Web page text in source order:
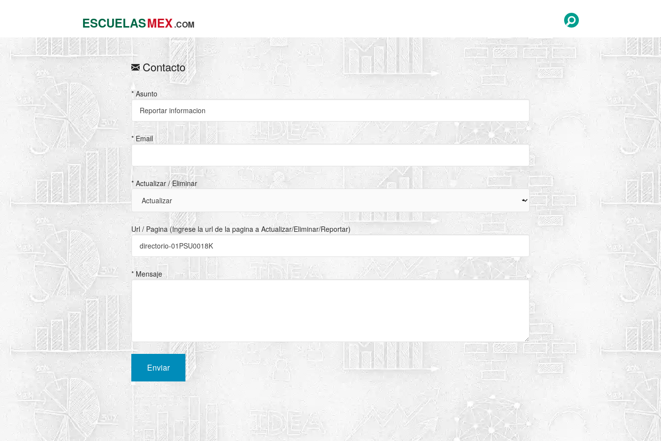
ESCUELASMEX.COM
Contacto
* Asunto
* Email
* Actualizar / Eliminar
Url / Pagina (Ingrese la url de la pagina a Actualizar/Eliminar/Reportar)
* Mensaje
Enviar